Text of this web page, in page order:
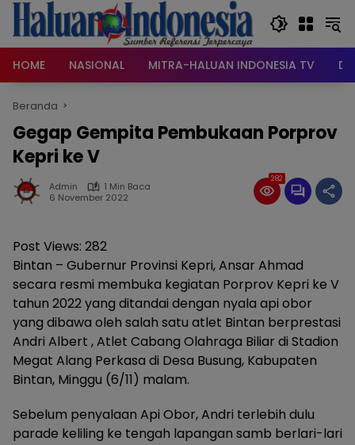
Langsung
konten
HOME
NASIONAL MITRA-HALUAN INDONESIA TV
Beranda
Gegap Gempita Pembukaan Porprov
Kepri ke V
Admin
1 Min Baca
6 November 2022
282
Post Views: 282
Bintan – Gubernur Provinsi Kepri, Ansar Ahmad
secara resmi membuka kegiatan Porprov Kepri ke V
tahun 2022 yang ditandai dengan nyala api obor
yang dibawa oleh salah satu atlet Bintan berprestasi
Andri Albert , Atlet Cabang Olahraga Biliar di Stadion
Megat Alang Perkasa di Desa Busung, Kabupaten
Bintan, Minggu (6/11) malam.
Sebelum penyalaan Api Obor, Andri terlebih dulu
parade keliling ke tengah lapangan samb berlari-lari